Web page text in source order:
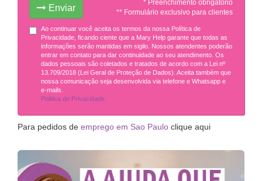
Enviar
* Preenchimento obrigatório
** Formulário exclusivo para clientes
Ao continuar você aceita os termos da nossa Política de
Privacidade, ficando ciente que a Mary Help garante que todas as
informações serão mantidas em sigilo. Nossos atendentes poderão
entrar em contato para dar continuidade ao seu atendimento. Os
dados pessoais são coletados e tratados de acordo com a Lei nº
13.709/2018 (Lei Geral de Proteção de Dados). Aceita também que
nossa comunicação seja desenvolvida via telefone e Whatsapp e
e-mails.
Politica de Privacidade
Para pedidos de emprego em Sao Paulo clique aqui